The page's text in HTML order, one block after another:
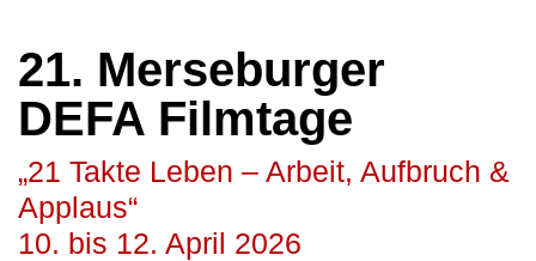
21. Merseburger
DEFA Filmtage
„21 Takte Leben – Arbeit, Aufbruch &
Applaus“
10. bis 12. April 2026